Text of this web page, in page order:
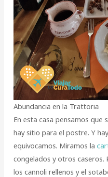
Abundancia en la Trattoria
En esta casa pensamos que
hay sitio para el postre. Y
equivocamos. Miramos la
congelados y otros
los cannoli rellenos y el